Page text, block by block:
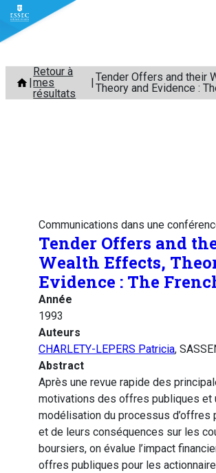
Aller
contenu
Retour à
mes
résultats
Tender Offers and their
Theory and Evidence :
Communications dans une
Tender Offers and
Wealth Effects,
Evidence : The
Année
1993
Auteurs
CHARLETY-LEPERS Patricia,
Abstract
Après une revue rapide des
motivations des offres publiques et
modélisation du processus d’offres
et de leurs conséquences sur les
boursiers, on évalue l’impact
offres publiques pour les